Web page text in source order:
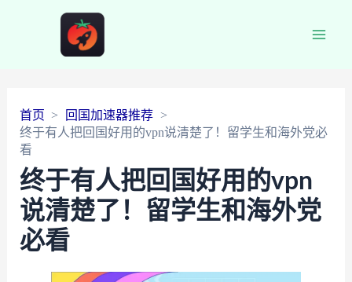
首页
回国加速器推荐
终于有人把回国好用的vpn说清楚了！留学生和海外党必
看
终于有人把回国好用的vpn
说清楚了！留学生和海外党
必看